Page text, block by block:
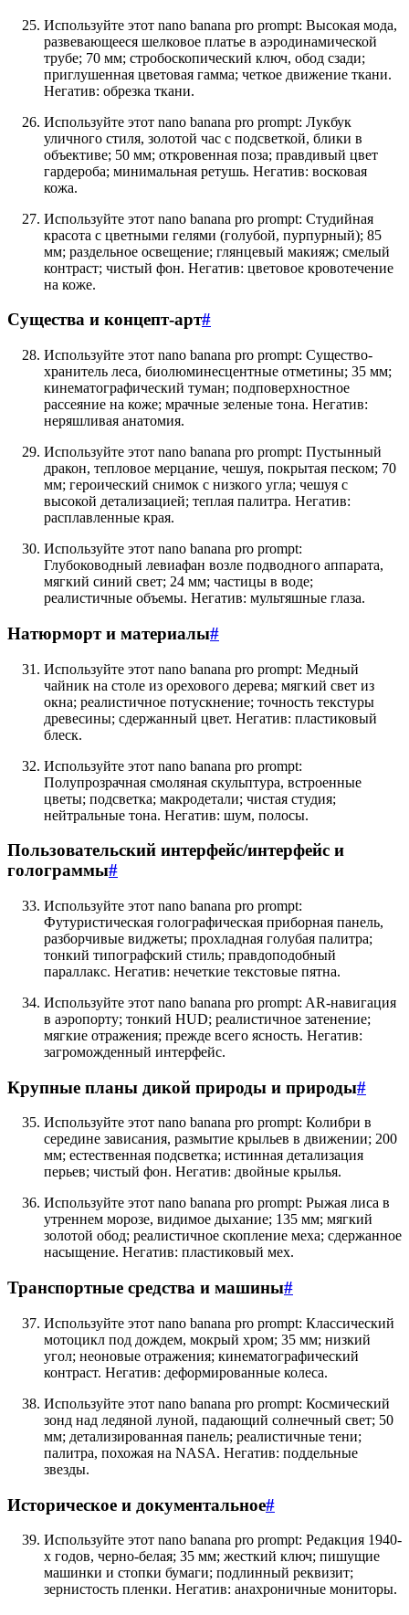
Используйте этот nano banana pro prompt: Высокая мода,
развевающееся шелковое платье в аэродинамической
трубе; 70 мм; стробоскопический ключ, обод сзади;
приглушенная цветовая гамма; четкое движение ткани.
Негатив: обрезка ткани.
Используйте этот nano banana pro prompt: Лукбук
уличного стиля, золотой час с подсветкой, блики в
объективе; 50 мм; откровенная поза; правдивый цвет
гардероба; минимальная ретушь. Негатив: восковая
кожа.
Используйте этот nano banana pro prompt: Студийная
красота с цветными гелями (голубой, пурпурный); 85
мм; раздельное освещение; глянцевый макияж; смелый
контраст; чистый фон. Негатив: цветовое кровотечение
на коже.
Существа и концепт-арт#
Используйте этот nano banana pro prompt: Существо-
хранитель леса, биолюминесцентные отметины; 35 мм;
кинематографический туман; подповерхностное
рассеяние на коже; мрачные зеленые тона. Негатив:
неряшливая анатомия.
Используйте этот nano banana pro prompt: Пустынный
дракон, тепловое мерцание, чешуя, покрытая песком; 70
мм; героический снимок с низкого угла; чешуя с
высокой детализацией; теплая палитра. Негатив:
расплавленные края.
Используйте этот nano banana pro prompt:
Глубоководный левиафан возле подводного аппарата,
мягкий синий свет; 24 мм; частицы в воде;
реалистичные объемы. Негатив: мультяшные глаза.
Натюрморт и материалы#
Используйте этот nano banana pro prompt: Медный
чайник на столе из орехового дерева; мягкий свет из
окна; реалистичное потускнение; точность текстуры
древесины; сдержанный цвет. Негатив: пластиковый
блеск.
Используйте этот nano banana pro prompt:
Полупрозрачная смоляная скульптура, встроенные
цветы; подсветка; макродетали; чистая студия;
нейтральные тона. Негатив: шум, полосы.
Пользовательский интерфейс/интерфейс и
голограммы#
Используйте этот nano banana pro prompt:
Футуристическая голографическая приборная панель,
разборчивые виджеты; прохладная голубая палитра;
тонкий типографский стиль; правдоподобный
параллакс. Негатив: нечеткие текстовые пятна.
Используйте этот nano banana pro prompt: AR-навигация
в аэропорту; тонкий HUD; реалистичное затенение;
мягкие отражения; прежде всего ясность. Негатив:
загроможденный интерфейс.
Крупные планы дикой природы и природы#
Используйте этот nano banana pro prompt: Колибри в
середине зависания, размытие крыльев в движении; 200
мм; естественная подсветка; истинная детализация
перьев; чистый фон. Негатив: двойные крылья.
Используйте этот nano banana pro prompt: Рыжая лиса в
утреннем морозе, видимое дыхание; 135 мм; мягкий
золотой обод; реалистичное скопление меха; сдержанное
насыщение. Негатив: пластиковый мех.
Транспортные средства и машины#
Используйте этот nano banana pro prompt: Классический
мотоцикл под дождем, мокрый хром; 35 мм; низкий
угол; неоновые отражения; кинематографический
контраст. Негатив: деформированные колеса.
Используйте этот nano banana pro prompt: Космический
зонд над ледяной луной, падающий солнечный свет; 50
мм; детализированная панель; реалистичные тени;
палитра, похожая на NASA. Негатив: поддельные
звезды.
Историческое и документальное#
Используйте этот nano banana pro prompt: Редакция 1940-
х годов, черно-белая; 35 мм; жесткий ключ; пишущие
машинки и стопки бумаги; подлинный реквизит;
зернистость пленки. Негатив: анахроничные мониторы.